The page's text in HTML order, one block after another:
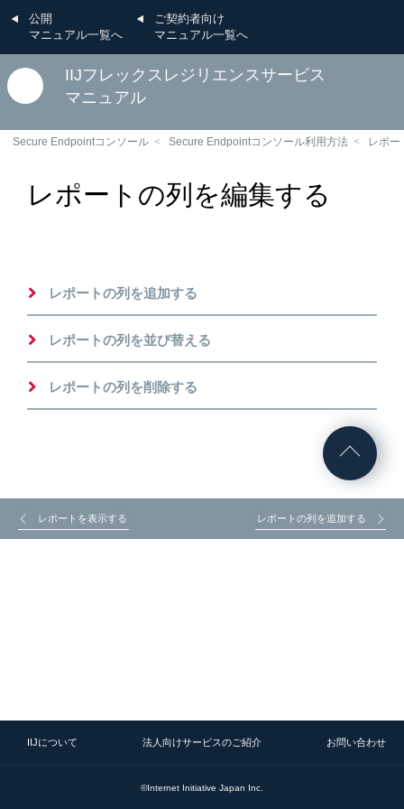
公開
マニュアル一覧へ
ご契約者向け
マニュアル一覧へ
IIJフレックスレジリエンスサービス
マニュアル
Secure Endpointコンソール Secure Endpointコンソール利用方法 レポー
レポートの列を編集する
レポートの列を追加する
レポートの列を並び替える
レポートの列を削除する
レポートを表示する レポートの列を追加する
IIJについて 法人向けサービスのご紹介 お問い合わせ
©Internet Initiative Japan Inc.